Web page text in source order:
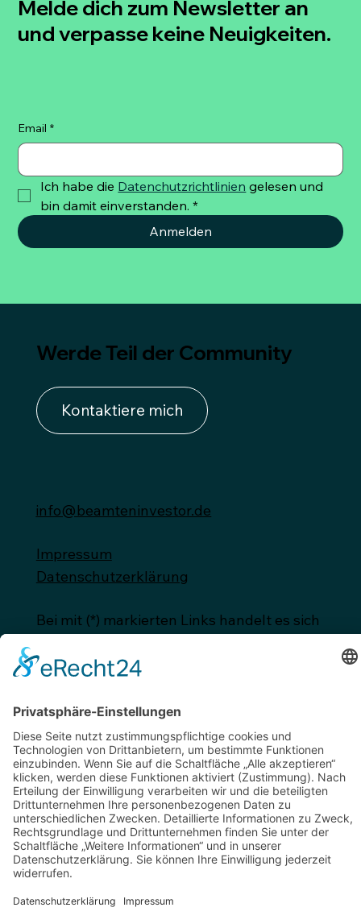
Melde dich zum Newsletter an
und verpasse keine Neuigkeiten.
Email *
Ich habe die Datenchutzrichtlinien gelesen und
bin damit einverstanden. *
Anmelden
Werde Teil der Community
Kontaktiere mich
info@beamteninvestor.de
Impressum
Datenschutzerklärung
Bei mit (*) markierten Links handelt es sich
entstehen weder Nachteile noch
über die Links verbesserte Konditionen
oder bieten Prämien.
© 2025 by Kraut & Rüben Studio